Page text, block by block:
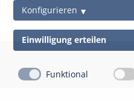
Konfigurieren
Einwilligung erteilen
Funktional